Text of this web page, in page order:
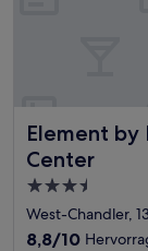
Element by
Center
Element by
3.5-
Sterne-
Unterkunft
West-Chandler,
8.8
8,8/10